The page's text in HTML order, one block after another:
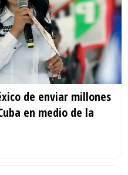
de enviar millones
en medio de la